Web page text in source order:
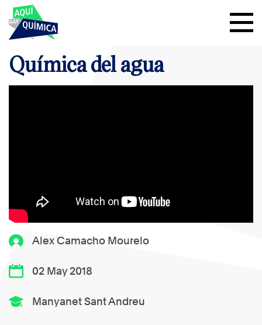
Alex Camacho Mourelo
02 May 2018
Manyanet Sant Andreu
Química del agua